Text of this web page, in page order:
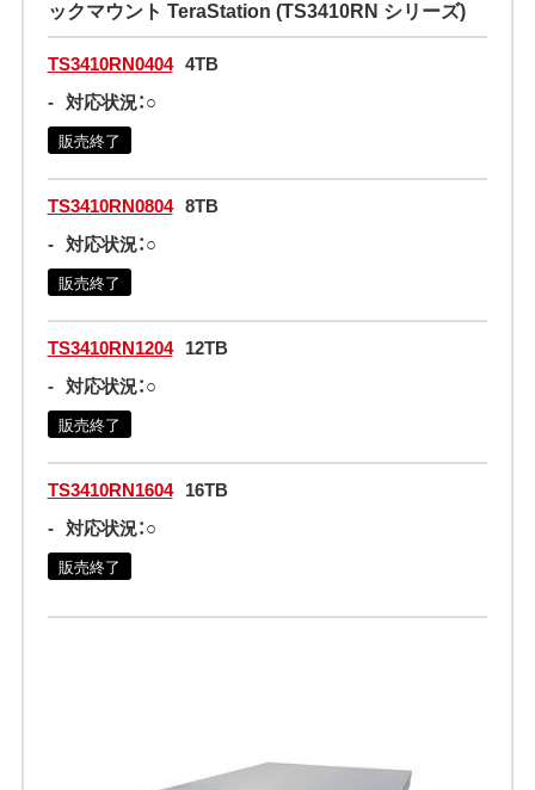
ックマウント TeraStation (TS3410RN シリーズ)
TS3410RN0404 4TB
- 対応状況：○
販売終了
TS3410RN0804 8TB
- 対応状況：○
販売終了
TS3410RN1204 12TB
- 対応状況：○
販売終了
TS3410RN1604 16TB
- 対応状況：○
販売終了